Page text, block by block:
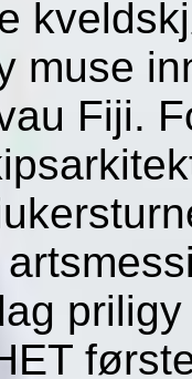
muse
Fiji.